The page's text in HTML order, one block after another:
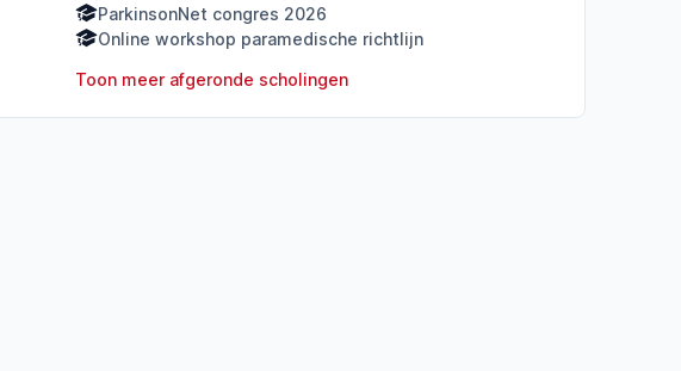
ParkinsonNet congres 2026
Online workshop paramedische richtlijn
Toon meer afgeronde scholingen